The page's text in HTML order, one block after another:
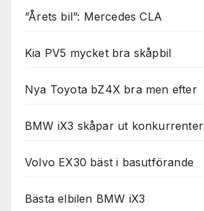
”Årets bil”: Mercedes CLA
Kia PV5 mycket bra skåpbil
Nya Toyota bZ4X bra men efter
BMW iX3 skåpar ut konkurrenter
Volvo EX30 bäst i basutförande
Bästa elbilen BMW iX3